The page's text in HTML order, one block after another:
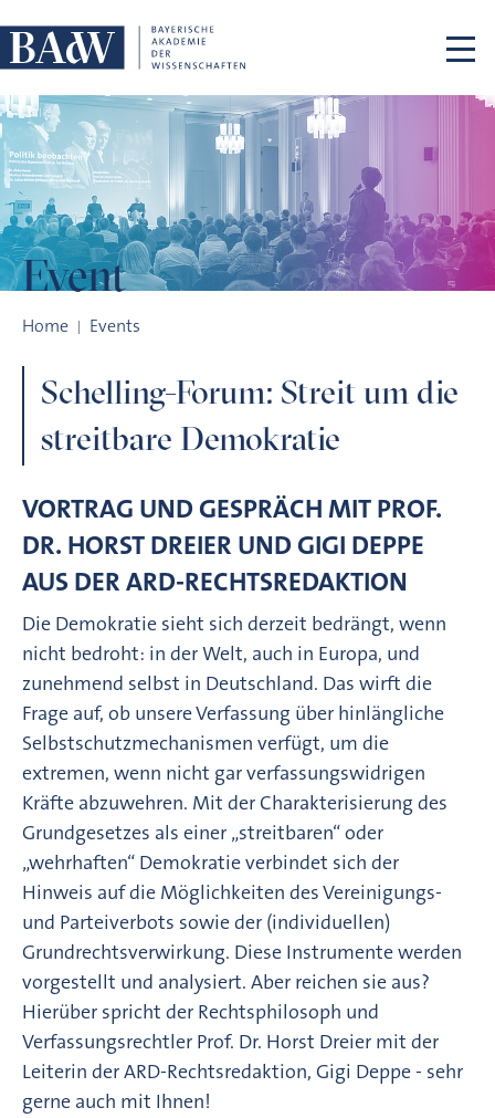
Event
Home Events
Schelling-Forum: Streit um die
streitbare Demokratie
VORTRAG UND GESPRÄCH MIT PROF.
DR. HORST DREIER UND GIGI DEPPE
AUS DER ARD-RECHTSREDAKTION
Die Demokratie sieht sich derzeit bedrängt, wenn
nicht bedroht: in der Welt, auch in Europa, und
zunehmend selbst in Deutschland. Das wirft die
Frage auf, ob unsere Verfassung über hinlängliche
Selbstschutzmechanismen verfügt, um die
extremen, wenn nicht gar verfassungswidrigen
Kräfte abzuwehren. Mit der Charakterisierung des
Grundgesetzes als einer „streitbaren“ oder
„wehrhaften“ Demokratie verbindet sich der
Hinweis auf die Möglichkeiten des Vereinigungs-
und Parteiverbots sowie der (individuellen)
Grundrechtsverwirkung. Diese Instrumente werden
vorgestellt und analysiert. Aber reichen sie aus?
Hierüber spricht der Rechtsphilosoph und
Verfassungsrechtler Prof. Dr. Horst Dreier mit der
Leiterin der ARD-Rechtsredaktion, Gigi Deppe - sehr
gerne auch mit Ihnen!